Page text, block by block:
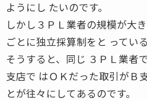
ようにし たいのです。
しかし３ＰＬ業者の規模が大
ごとに独立採算制をと ってい
そうすると、同じ ３ＰＬ業者
支店で はＯＫだった取引がＢ
とが往々にしてあるのです。